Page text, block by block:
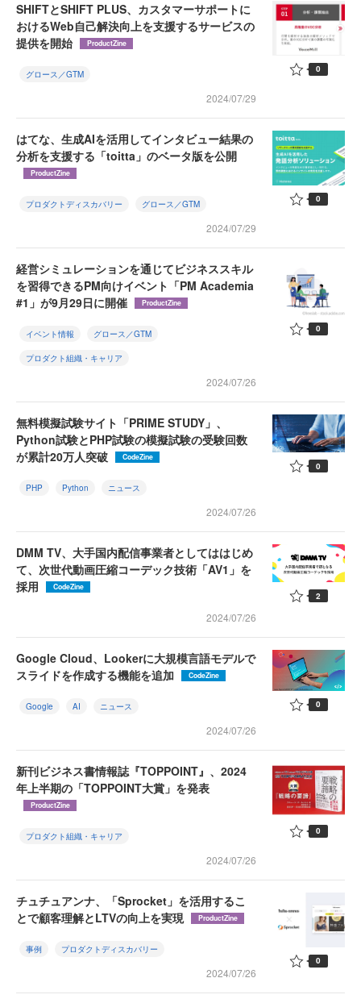
SHIFTとSHIFT PLUS、カスタマーサポートに
おけるWeb自己解決向上を支援するサービスの
提供を開始
ProductZine
グロース／GTM
2024/07/29
0
はてな、生成AIを活用してインタビュー結果の
分析を支援する「toitta」のベータ版を公開
ProductZine
プロダクトディスカバリー グロース／GTM
2024/07/29
0
経営シミュレーションを通じてビジネススキル
を習得できるPM向けイベント「PM Academia
#1」が9月29日に開催
ProductZine
イベント情報 グロース／GTM
プロダクト組織・キャリア
2024/07/26
0
無料模擬試験サイト「PRIME STUDY」、
Python試験とPHP試験の模擬試験の受験回数
が累計20万人突破
CodeZine
PHP Python ニュース
2024/07/26
0
DMM TV、大手国内配信事業者としてははじめ
て、次世代動画圧縮コーデック技術「AV1」を
採用
CodeZine
2024/07/26
2
Google Cloud、Lookerに大規模言語モデルで
スライドを作成する機能を追加
CodeZine
Google AI ニュース
2024/07/26
0
新刊ビジネス書情報誌『TOPPOINT』、2024
年上半期の「TOPPOINT大賞」を発表
ProductZine
プロダクト組織・キャリア
2024/07/26
0
チュチュアンナ、「Sprocket」を活用するこ
とで顧客理解とLTVの向上を実現
ProductZine
事例 プロダクトディスカバリー
2024/07/26
0